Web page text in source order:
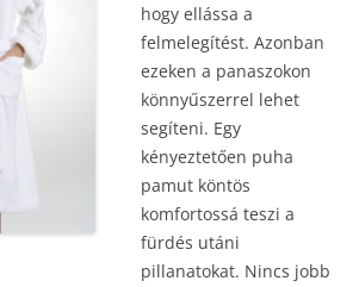
hogy ellássa a
felmelegítést. Azonban
ezeken a panaszokon
könnyűszerrel lehet
segíteni. Egy
kényeztetően puha
pamut köntös
komfortossá teszi a
fürdés utáni
pillanatokat. Nincs jobb